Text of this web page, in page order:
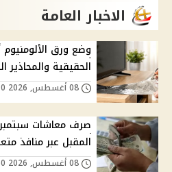
الاخبار العامة
وضع ورق الألومنيوم
الحقيقية والمحاذير
المقبل عبر منافذ